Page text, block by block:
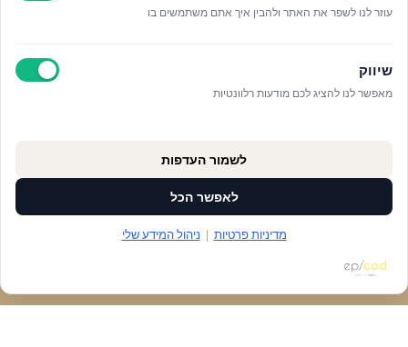
קראתי ואני מאשר/ת אתמדיניות הפרטיות
הזמנת מקום
עוזר לנו לשפר את האתר ולהבין איך אתם משתמשים בו
שיווק
מאפשר לנו להציג לכם מודעות רלוונטיות
לשמור העדפות
לאפשר הכל
מדיניות פרטיות | ניהול המידע שלי